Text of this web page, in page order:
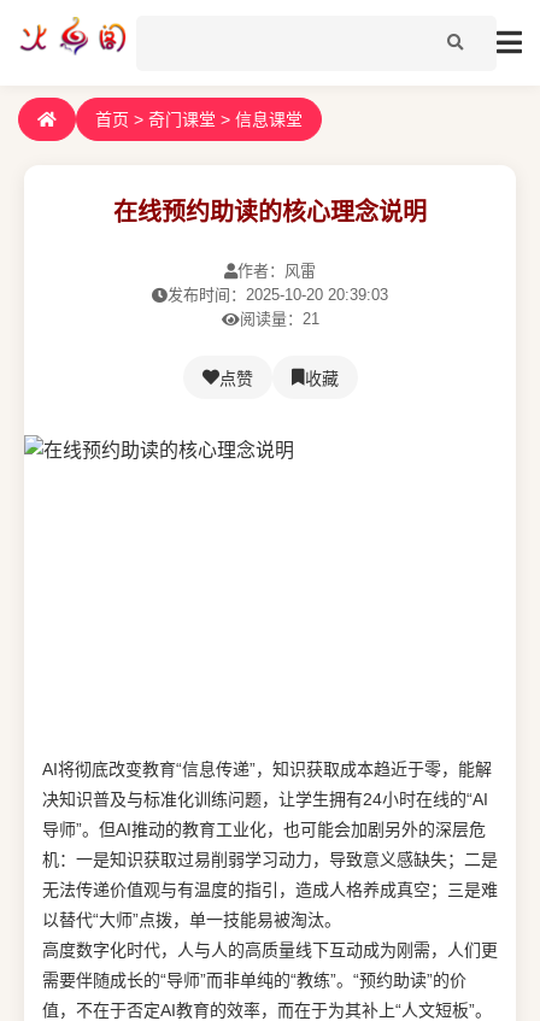
首页 > 奇门课堂 > 信息课堂
在线预约助读的核心理念说明
作者：风雷
发布时间：2025-10-20 20:39:03
阅读量：21
点赞 收藏
AI将彻底改变教育“信息传递”，知识获取成本趋近于零，能解
决知识普及与标准化训练问题，让学生拥有24小时在线的“AI
导师”。但AI推动的教育工业化，也可能会加剧另外的深层危
机：一是知识获取过易削弱学习动力，导致意义感缺失；二是
无法传递价值观与有温度的指引，造成人格养成真空；三是难
以替代“大师”点拨，单一技能易被淘汰。
高度数字化时代，人与人的高质量线下互动成为刚需，人们更
需要伴随成长的“导师”而非单纯的“教练”。“预约助读”的价
值，不在于否定AI教育的效率，而在于为其补上“人文短板”。